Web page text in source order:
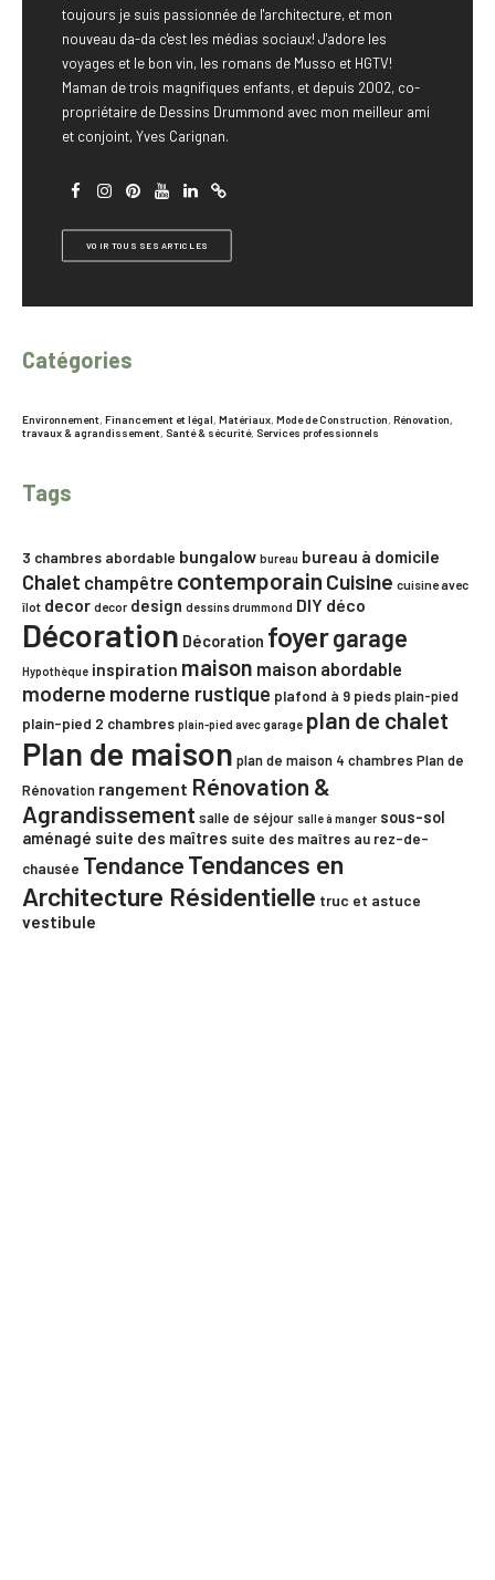
toujours je suis passionnée de l'architecture, et mon
nouveau da-da c'est les médias sociaux! J'adore les
voyages et le bon vin, les romans de Musso et HGTV!
Maman de trois magnifiques enfants, et depuis 2002, co-
propriétaire de Dessins Drummond avec mon meilleur ami
et conjoint, Yves Carignan.
VOIR TOUS SES ARTICLES
Catégories
Environnement, Financement et légal, Matériaux, Mode de Construction, Rénovation,
travaux & agrandissement, Santé & sécurité, Services professionnels
Tags
3 chambres abordable bungalow bureau bureau à domicile
Chalet champêtre contemporain Cuisine cuisine avec
îlot decor decor design dessins drummond DIY déco
Décoration Décoration foyergarage
Hypothèque inspiration maison maison abordable
moderne moderne rustique plafond à 9 piedsplain-pied
plain-pied 2 chambres plain-pied avec garage plan de chalet
Plan de maison plan de maison 4 chambres Plan de
Rénovation rangement Rénovation &
Agrandissement salle de séjour salle à manger sous-sol
aménagé suite des maîtres suite des maîtres au rez-de-
chausée Tendance Tendances en
Architecture Résidentielle truc et astuce
vestibule